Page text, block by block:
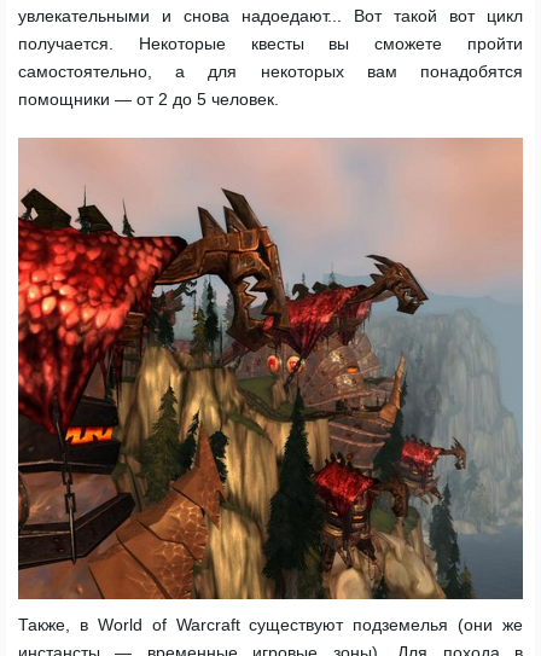
увлекательными и снова надоедают... Вот такой вот цикл
получается. Некоторые квесты вы сможете пройти
самостоятельно, а для некоторых вам понадобятся
помощники — от 2 до 5 человек.
Также, в World of Warcraft существуют подземелья (они же